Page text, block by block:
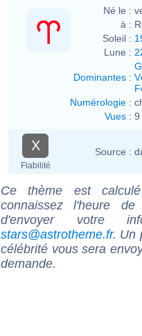
Né le :
à :
Soleil :
Lune :
Dominantes :
Numérologie :
Vues : 9
X
Fiabilité
Source :
Ce thème est
connaissez l'heure
d'envoyer votre
stars@astrotheme.fr. Un
célébrité vous sera
demande.